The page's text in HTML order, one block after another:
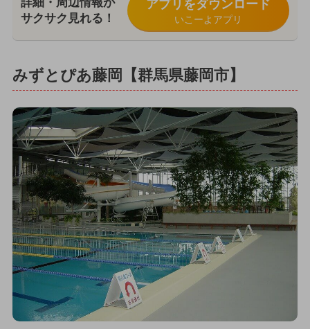
サクサク見れる！
アプリをダウンロード
いこーよアプリ
みずとぴあ藤岡【群馬県藤岡市】